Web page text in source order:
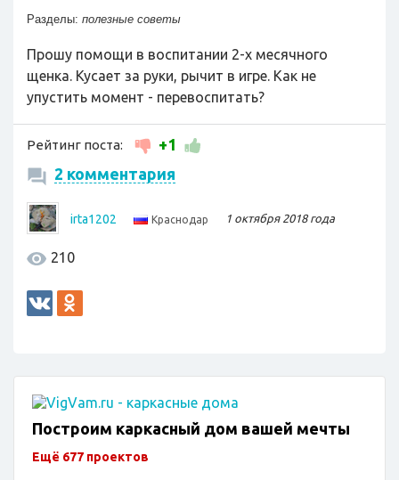
Разделы: полезные советы
Прошу помощи в воспитании 2-х месячного
щенка. Кусает за руки, рычит в игре. Как не
упустить момент - перевоспитать?
Рейтинг поста:
+1
2 комментария
irta1202 Краснодар 1 октября 2018 года
210
Построим каркасный дом вашей мечты
Ещё 677 проектов